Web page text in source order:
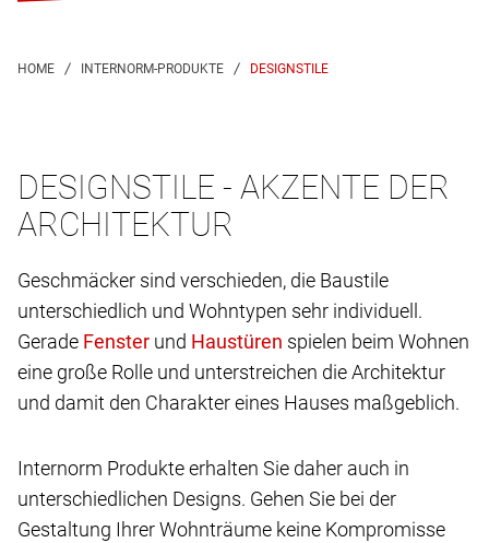
DESIGNSTILE
DESIGNSTILE - AKZENTE DER
ARCHITEKTUR
Geschmäcker sind verschieden, die Baustile
unterschiedlich und Wohntypen sehr individuell.
Gerade
und
spielen beim Wohnen
eine große Rolle und unterstreichen die Architektur
und damit den Charakter eines Hauses maßgeblich.
Internorm Produkte erhalten Sie daher auch in
unterschiedlichen Designs. Gehen Sie bei der
Gestaltung Ihrer Wohnträume keine Kompromisse